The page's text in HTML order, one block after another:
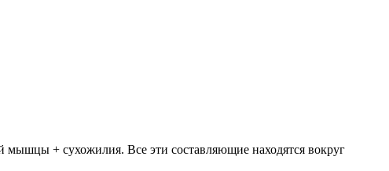
мышцы + сухожилия. Все эти составляющие находятся вокруг